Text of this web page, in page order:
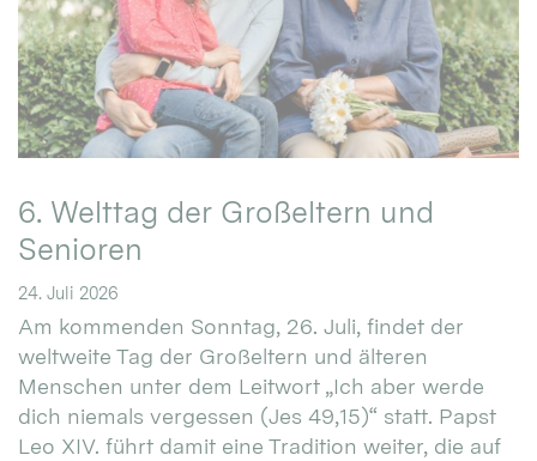
6. Welttag der Großeltern und
Senioren
24. Juli 2026
Am kommenden Sonntag, 26. Juli, findet der
weltweite Tag der Großeltern und älteren
Menschen unter dem Leitwort „Ich aber werde
dich niemals vergessen (Jes 49,15)“ statt. Papst
Leo XIV. führt damit eine Tradition weiter, die auf